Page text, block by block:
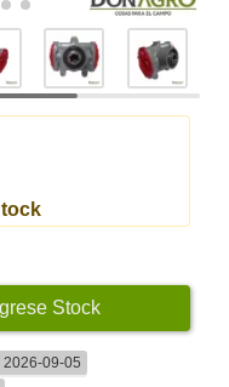
Stock
2026-09-05